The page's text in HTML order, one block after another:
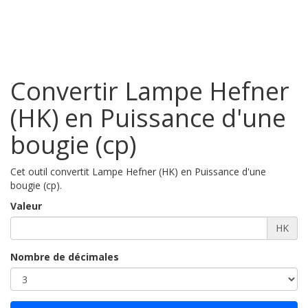
Convertir Lampe Hefner
(HK) en Puissance d'une
bougie (cp)
Cet outil convertit Lampe Hefner (HK) en Puissance d'une
bougie (cp).
Valeur
HK
Nombre de décimales